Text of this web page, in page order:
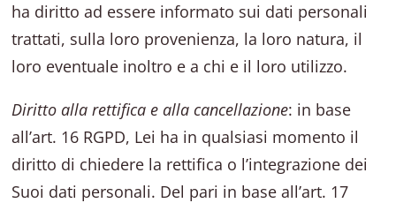
ha diritto ad essere informato sui dati personali
trattati, sulla loro provenienza, la loro natura, il
loro eventuale inoltro e a chi e il loro utilizzo.
Diritto alla rettifica e alla cancellazione: in base
all’art. 16 RGPD, Lei ha in qualsiasi momento il
diritto di chiedere la rettifica o l’integrazione dei
Suoi dati personali. Del pari in base all’art. 17